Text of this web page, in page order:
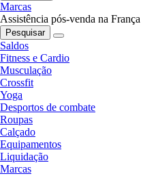
Marcas
Assistência pós-venda na França
Pesquisar
Saldos
Fitness e Cardio
Musculação
Crossfit
Yoga
Desportos de combate
Roupas
Calçado
Equipamentos
Liquidação
Marcas